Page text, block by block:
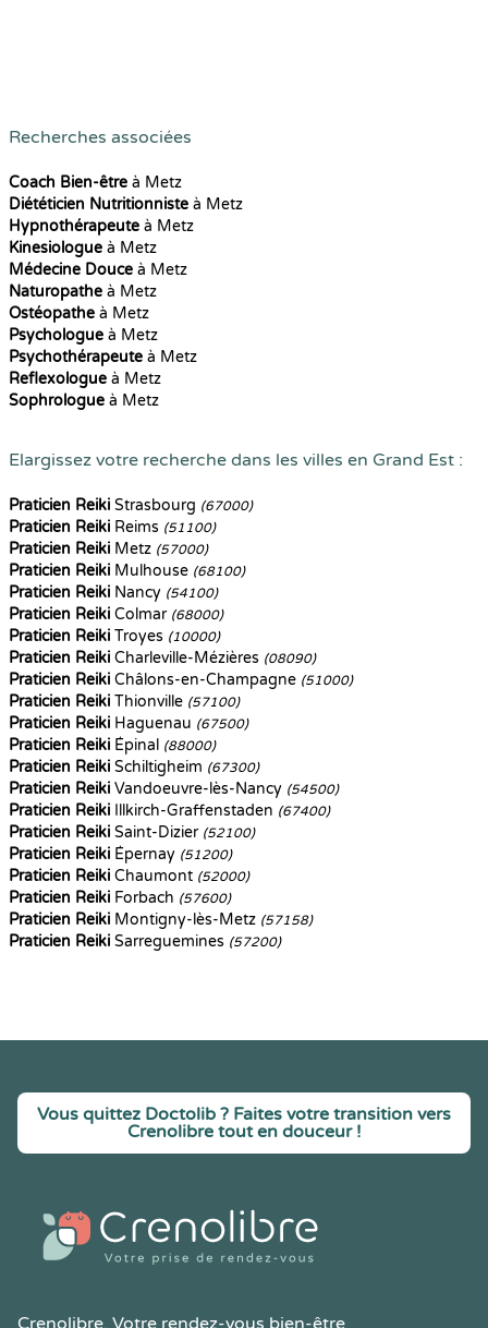
Recherches associées
Coach Bien-être à Metz
Diététicien Nutritionniste à Metz
Hypnothérapeute à Metz
Kinesiologue à Metz
Médecine Douce à Metz
Naturopathe à Metz
Ostéopathe à Metz
Psychologue à Metz
Psychothérapeute à Metz
Reflexologue à Metz
Sophrologue à Metz
Elargissez votre recherche dans les villes en Grand Est :
Praticien Reiki Strasbourg (67000)
Praticien Reiki Reims (51100)
Praticien Reiki Metz (57000)
Praticien Reiki Mulhouse (68100)
Praticien Reiki Nancy (54100)
Praticien Reiki Colmar (68000)
Praticien Reiki Troyes (10000)
Praticien Reiki Charleville-Mézières (08090)
Praticien Reiki Châlons-en-Champagne (51000)
Praticien Reiki Thionville (57100)
Praticien Reiki Haguenau (67500)
Praticien Reiki Épinal (88000)
Praticien Reiki Schiltigheim (67300)
Praticien Reiki Vandoeuvre-lès-Nancy (54500)
Praticien Reiki Illkirch-Graffenstaden (67400)
Praticien Reiki Saint-Dizier (52100)
Praticien Reiki Épernay (51200)
Praticien Reiki Chaumont (52000)
Praticien Reiki Forbach (57600)
Praticien Reiki Montigny-lès-Metz (57158)
Praticien Reiki Sarreguemines (57200)
Vous quittez Doctolib ? Faites votre transition vers
Crenolibre tout en douceur !
Crenolibre, Votre rendez-vous bien-être